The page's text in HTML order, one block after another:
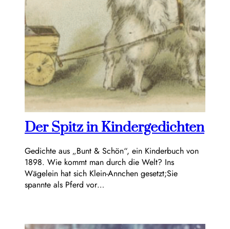
Der Spitz in Kindergedichten
Gedichte aus „Bunt & Schön“, ein Kinderbuch von
1898. Wie kommt man durch die Welt? Ins
Wägelein hat sich Klein-Annchen gesetzt;Sie
spannte als Pferd vor…